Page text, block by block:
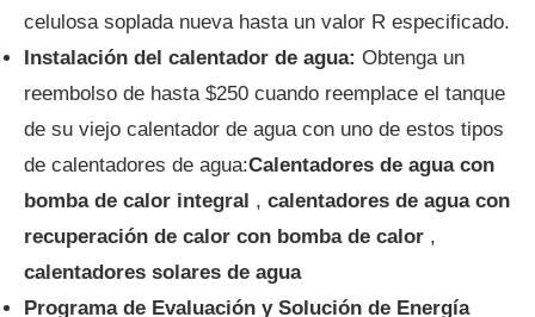
celulosa soplada nueva hasta un valor R especificado.
Instalación del calentador de agua: Obtenga un
reembolso de hasta $250 cuando reemplace el tanque
de su viejo calentador de agua con uno de estos tipos
de calentadores de agua:Calentadores de agua con
bomba de calor integral , calentadores de agua con
recuperación de calor con bomba de calor ,
calentadores solares de agua
Programa de Evaluación y Solución de Energía